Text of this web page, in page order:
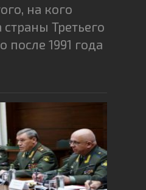
на кого
страны Третьего
после 1991 года